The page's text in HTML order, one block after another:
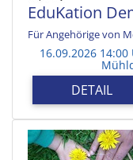
EduKation
Für Angehörige von
16.09.2026 14:00
DETAIL